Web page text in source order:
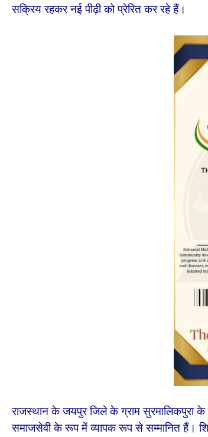
सक्रिय रहकर नई पीढ़ी को प्रेरित कर रहे हैं।
राजस्थान के जयपुर जिले के ग्राम सुरमालिकपुरा के
समाजसेवी के रूप में व्यापक रूप से सम्मानित हैं।